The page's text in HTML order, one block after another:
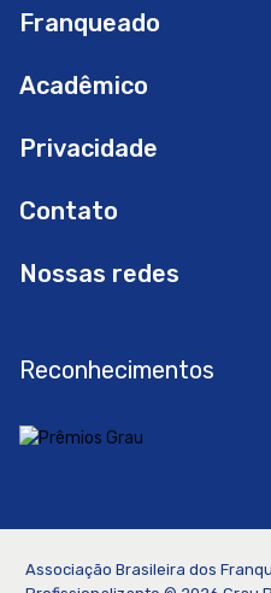
Franqueado
Acadêmico
Privacidade
Contato
Nossas redes
Reconhecimentos
Associação Brasileira dos